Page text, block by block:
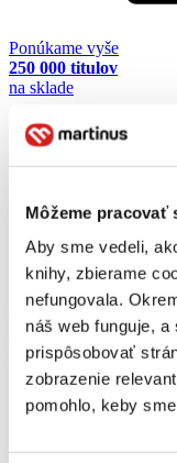
Môžeme pracovať
Aby sme vedeli,
knihy, zbierame
nefungovala.
náš web funguje,
prispôsobovať
zobrazenie
pomohlo, keby
Ponúkame vyše
250 000 titulov
na sklade
Osobný odber
20 kníhkupectiev
po celom Slovensku